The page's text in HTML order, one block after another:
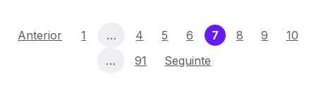
Anterior 1 … 4 5 6 7(current)
8 9
10
…
91 Seguinte